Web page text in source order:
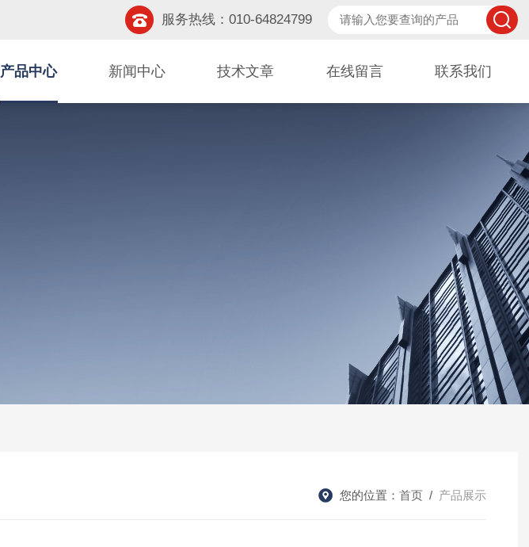
服务热线：010-64824799
产品中心 新闻中心 技术文章 在线留言 联系我们
您的位置： 首页 / 产品展示